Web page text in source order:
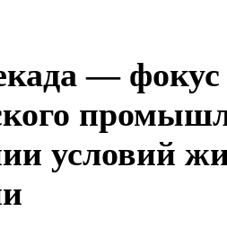
— фокус
условий